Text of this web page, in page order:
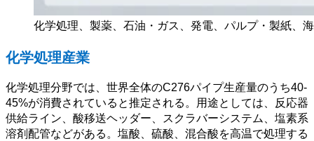
化学処理、製薬、石油・ガス、発電、パルプ・製紙、
化学処理産業
化学処理分野では、世界全体のC276パイプ生産量のうち40-
45%が消費されていると推定される。用途としては、反応器
供給ライン、酸移送ヘッダー、スクラバーシステム、塩素系
溶剤配管などがある。塩酸、硫酸、混合酸を高温で処理する